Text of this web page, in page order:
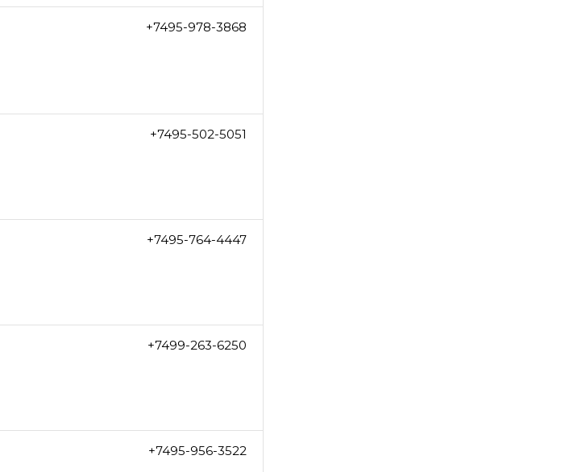
+7495-978-3868
+7495-502-5051
+7495-764-4447
+7499-263-6250
+7495-956-3522